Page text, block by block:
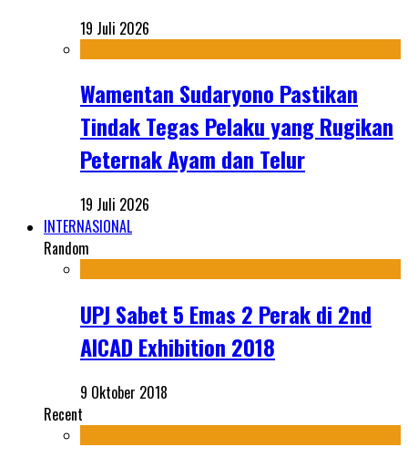
19 Juli 2026
Wamentan Sudaryono Pastikan
Tindak Tegas Pelaku yang Rugikan
Peternak Ayam dan Telur
19 Juli 2026
INTERNASIONAL
Random
UPJ Sabet 5 Emas 2 Perak di 2nd
AICAD Exhibition 2018
9 Oktober 2018
Recent